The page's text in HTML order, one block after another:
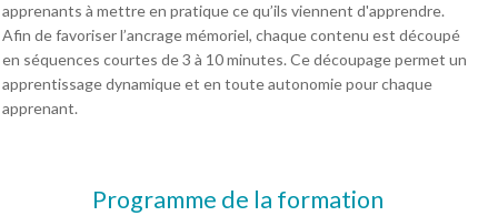
apprenants à mettre en pratique ce qu’ils viennent d'apprendre.
Afin de favoriser l’ancrage mémoriel, chaque contenu est découpé
en séquences courtes de 3 à 10 minutes. Ce découpage permet un
apprentissage dynamique et en toute autonomie pour chaque
apprenant.
Programme de la formation